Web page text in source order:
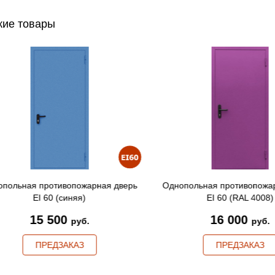
товары
противопожарная дверь
EI 60 (синяя)
15 500руб.
ПРЕДЗАКАЗ
Однопольная
EI 60 (RAL 4008)
16 000руб.
ПРЕДЗАКАЗ